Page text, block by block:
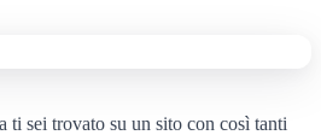
ti sei trovato su un sito con così tanti